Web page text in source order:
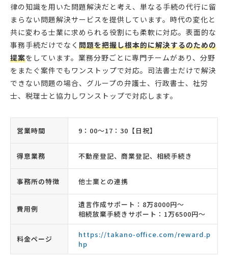
律の知識を用いた問題解決だと考え、単なる手続の代行に留
まらない問題解決サービスを提供しています。時代の変化と
共に変わる士業に求められる役割にも柔軟に対応。表面的な
事務手続だけでなく 問題を把握し根本的に解決するのための
提案をしています。業務分野ごとに専門チームがあり、分野
をまたぐ案件でもワンストップで対応。司法書士だけで解決
できない問題の場合、グループの弁護士、行政書士、社労
士、税理士と協力しワンストップで対応します。
営業時間 9：00〜17：30【日祝】
得意業務 不動産登記、商業登記、相続手続き
事務所の特徴 他士業との連携
費用例
遺言作成サポート：8万8000円〜
相続放棄手続きサポート：1万6500円〜
料金ページ
https://takano-office.com/reward.p
hp